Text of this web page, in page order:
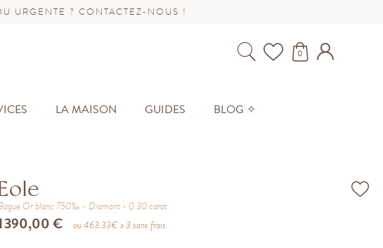
URGENTE ? CONTACTEZ-NOUS !
LA MAISON GUIDES BLOG ✧
0
Or blanc 750‰ Diamant 0.30carat
390,00 € ou463.33€ x 3 sans frais